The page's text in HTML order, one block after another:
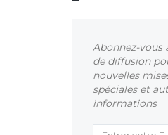
Abonnez-vous
de diffusion
nouvelles
spéciales et
informations